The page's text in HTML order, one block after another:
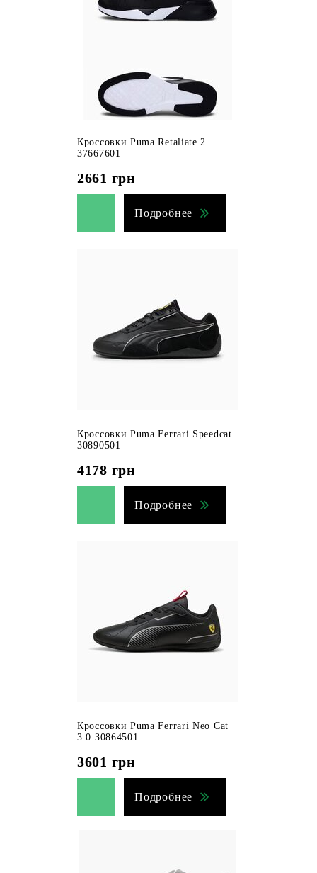
Кроссовки Puma Retaliate 2
37667601
2661 грн
Подробнее
Кроссовки Puma Ferrari Speedcat
30890501
4178 грн
Подробнее
Кроссовки Puma Ferrari Neo Cat
3.0 30864501
3601 грн
Подробнее